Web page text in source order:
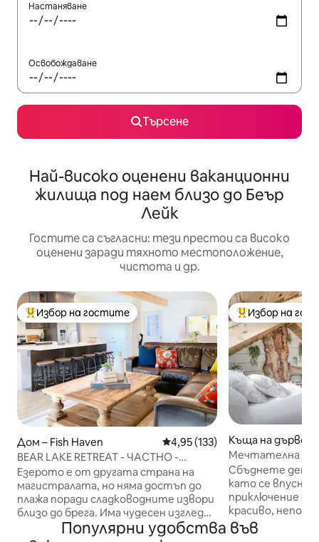
Настаняване
Освобождаване
Търсене
Най-високо оценени ваканционни
жилища под наем близо до Беър
Лейк
Гостите са съгласни: тези престои са високо
оценени заради тяхното местоположение,
чистота и др.
Най-популярен избор на гостите
Избор на гостите
Дом – Fish Haven Средна оценка: 4,95 от 5,
4,95 (133)
BEAR LAKE RETREAT - ЧАСТНО -
ЦЕНТРАЛНО МЕСТОПОЛОЖЕНИЕ
Езерото е от другата страна на
магистралата, но няма достъп до
плажа поради сладководните извори
близо до брега. Има чудесен изглед
към птиците и дивите животни,
Най-популярен
Избор на
Къща на дърво –
ти
Мечтателна
Сити с
Сбъднете
като се
приключение в
красиво,
отдих се
надморска
Популярни удобства във